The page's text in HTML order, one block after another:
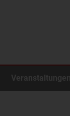
Veranstaltungen